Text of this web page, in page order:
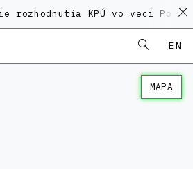
KPÚ vo veci
EN
MAPA